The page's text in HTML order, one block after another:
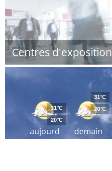
Centres d'exposition
aujourd
´hui
31°C
20°C
demain
31°C
20°C